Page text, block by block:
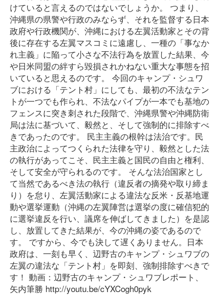
けていると言えるのではないでしょうか。 つまり、
沖縄県の県警や行政のみならず、それを監督する日本
政府や行政機関が、沖縄における左翼活動家とその背
後に存在する左翼マスコミに遠慮し、一種の「事なか
れ主義」に陥って小さな不法行為を放置した結果、今
や日米同盟の絆すら毀損されかねない重大な事態を招
いていると思えるのです。 今回のキャンプ・シュワ
ブにおける「テント村」にしても、最初の不法なテン
トが一つでも作られ、不法なパイプが一本でも基地の
フェンスに突き刺された段階で、沖縄県警や沖縄防衛
局は法に基づいて、毅然と、そして強制的に排除すべ
きであったのです。 民主主義の根幹は法治です。民
主政治によってつくられた法律を守り、毅然とした法
の執行があってこそ、民主主義と国民の自由と権利、
そして安全が守られるのです。 そんな法治国家とし
て当然であるべき法の執行（違反者の摘発や取り締ま
り）を怠り、左翼活動家による違法な反米・反基地運
動や選挙運動（沖縄の左翼陣営は選挙の度に確信犯的
に選挙違反を行い、議席を伸ばしてきました）を是認
し、放置してきた結果が、今の沖縄の姿であるので
す。 ですから、今でも決して遅くありません。日本
政府は、一刻も早く、辺野古のキャンプ・シュワブの
左翼の違法な「テント村」を即刻、強制排除すべきで
す！ 動画：辺野古のキャンプ・シュワブレポート、
矢内筆勝 http://youtu.be/cYXCogh0pyk